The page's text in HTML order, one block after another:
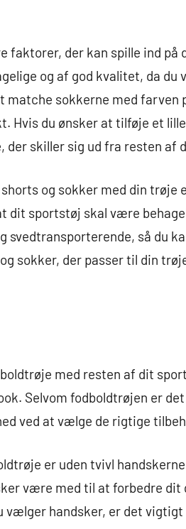
faktorer, der kan spille ind på
og af god kvalitet, da du
matche sokkerne med
Hvis du ønsker at tilføje et
skiller sig ud fra resten af
og sokker med din trøje
dit sportstøj skal være
så du
sokker, der passer til din
med resten af dit
Selvom fodboldtrøjen er
ved at vælge de rigtige
er uden tvivl
være med til at forbedre dit
vælger handsker, er det